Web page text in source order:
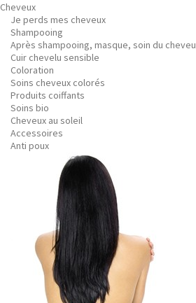
Cheveux
Je perds mes cheveux
Shampooing
Après shampooing, masque, soin du cheveu
Cuir chevelu sensible
Coloration
Soins cheveux colorés
Produits coiffants
Soins bio
Cheveux au soleil
Accessoires
Anti poux